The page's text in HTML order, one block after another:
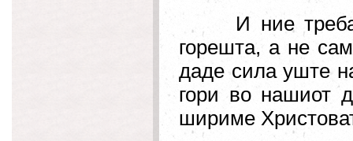
И ние
горешта, а не
даде сила уште
гори во нашиот
шириме